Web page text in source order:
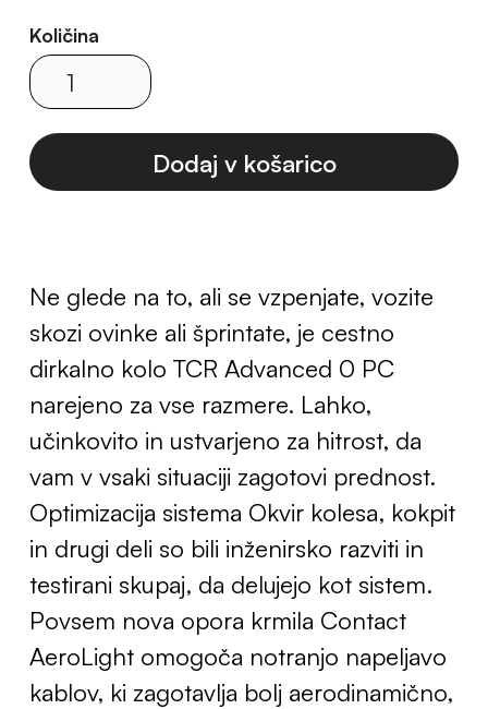
Količina
Ne glede na to, ali se vzpenjate, vozite
skozi ovinke ali šprintate, je cestno
dirkalno kolo TCR Advanced 0 PC
narejeno za vse razmere. Lahko,
učinkovito in ustvarjeno za hitrost, da
vam v vsaki situaciji zagotovi prednost.
Optimizacija sistema Okvir kolesa, kokpit
in drugi deli so bili inženirsko razviti in
testirani skupaj, da delujejo kot sistem.
Povsem nova opora krmila Contact
AeroLight omogoča notranjo napeljavo
kablov, ki zagotavlja bolj aerodinamično,